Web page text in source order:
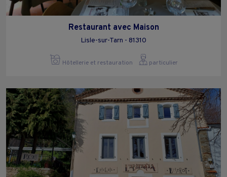
Restaurant avec Maison
Lisle-sur-Tarn - 81310
Hôtellerie et restauration particulier